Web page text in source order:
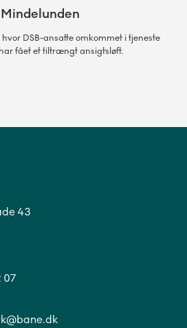
DSB-ansatte omkommet i tjeneste
fået et tiltrængt ansigtsløft.
43
07